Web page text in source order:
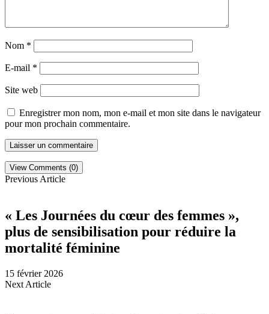
Nom *
E-mail *
Site web
Enregistrer mon nom, mon e-mail et mon site dans le navigateur
pour mon prochain commentaire.
View Comments (0)
Previous Article
« Les Journées du cœur des femmes »,
plus de sensibilisation pour réduire la
mortalité féminine
15 février 2026
Next Article